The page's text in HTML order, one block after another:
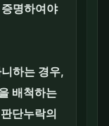
명하여야
하는 경우,
배척하는
단누락의